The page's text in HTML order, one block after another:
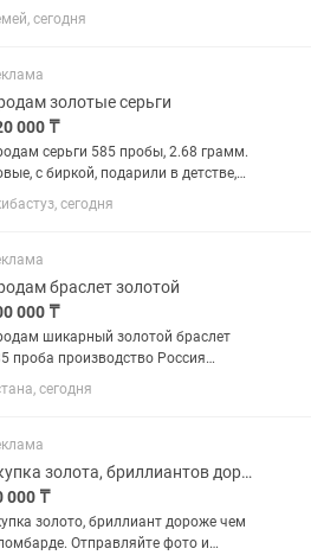
тенге литровая баночка.
5т,т, красный 10т,т, пантерный
шишки в меду...
сегодня
золотые серьги
000 ₸
серьги 585 пробы, 2.68 грамм.
с биркой, подарили в детстве,
так и не проколола уши.
сегодня
браслет золотой
000 ₸
шикарный золотой браслет
проба производство Россия
фианит вес 12 ,8 грамм
сегодня
Скупка золота, бриллиантов дороже чем в ломбарде
000 ₸
золото, бриллиант дороже чем
Отправляйте фото и